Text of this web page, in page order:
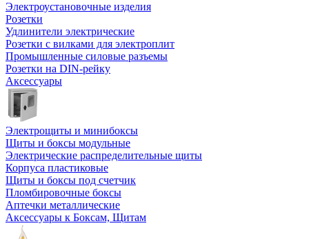
Электроустановочные изделия
Розетки
Удлинители электрические
Розетки с вилками для электроплит
Промышленные силовые разъемы
Розетки на DIN-рейку
Аксессуары
Электрощиты и минибоксы
Щиты и боксы модульные
Электрические распределительные щиты
Корпуса пластиковые
Щиты и боксы под счетчик
Пломбировочные боксы
Аптечки металлические
Аксессуары к Боксам, Щитам